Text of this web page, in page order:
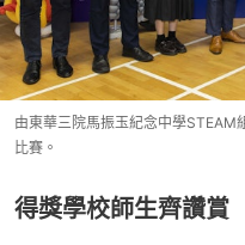
由東華三院馬振玉紀念中學STEAM
比賽。
得獎學校師生齊讚